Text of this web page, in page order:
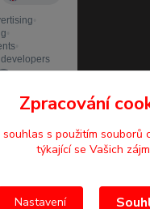
Zpracování
souhlas s použitím souborů
týkající se Vašich
Nastavení